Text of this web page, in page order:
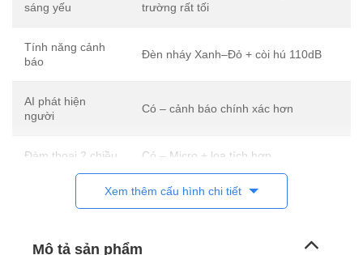
sáng yếu
trường rất tối
Tính năng cảnh
báo
Đèn nháy Xanh–Đỏ + còi hú 110dB
AI phát hiện
người
Có – cảnh báo chính xác hơn
Đàm thoại 2 chiều Có – Micro + loa tích hợp
360° (ngang + dọc)
Kết nối điều khiển
Xem thêm cấu hình chi tiết
Mô tả sản phẩm